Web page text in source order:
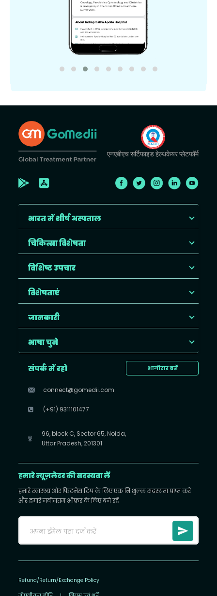
एनएबीएच सर्टिफाइड हेल्थकेयर प्लेटफॉर्म
भारत में शीर्ष अस्पताल
चिकित्सा विशेषता
विशिष्ट उपचार
विशेषताएं
जानकारी
भाषा चुने
भागीदार बनें
संपर्क में रहो
connect@gomedii.com
(+91) 9311101477
96, block C, Sector 65, Noida,
Uttar Pradesh, 201301
हमारे न्यूज़लेटर की सदस्यता लें
हमारे स्वास्थ्य और फिटनेस टिप के लिए एक निःशुल्क सदस्यता प्राप्त करें
और हमारे नवीनतम ऑफ़र के लिए बने रहें
Refund/Return/Exchange Policy